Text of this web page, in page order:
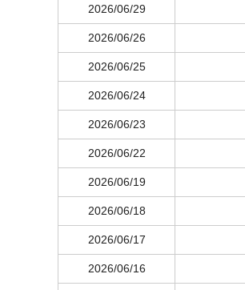
2026/06/29
2026/06/26
2026/06/25
2026/06/24
2026/06/23
2026/06/22
2026/06/19
2026/06/18
2026/06/17
2026/06/16